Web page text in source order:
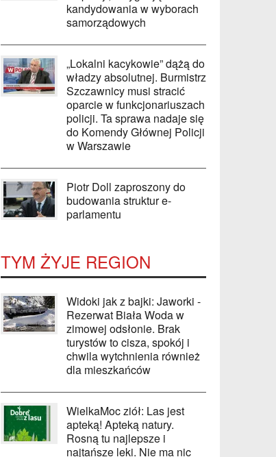
kandydowania w wyborach
samorządowych
„Lokalni kacykowie” dążą do
władzy absolutnej. Burmistrz
Szczawnicy musi stracić
oparcie w funkcjonariuszach
policji. Ta sprawa nadaje się
do Komendy Głównej Policji
w Warszawie
Piotr Doll zaproszony do
budowania struktur e-
parlamentu
TYM ŻYJE REGION
Widoki jak z bajki: Jaworki -
Rezerwat Biała Woda w
zimowej odsłonie. Brak
turystów to cisza, spokój i
chwila wytchnienia również
dla mieszkańców
WielkaMoc ziół: Las jest
apteką! Apteką natury.
Rosną tu najlepsze i
najtańsze leki. Nie ma nic